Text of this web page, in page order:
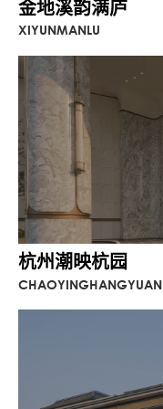
金地溪韵满庐
XIYUNMANLU
杭州潮映杭园
CHAOYINGHANGYUAN